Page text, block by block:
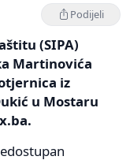
Podijeli
(SIPA)
Martinovića
iz
u Mostaru